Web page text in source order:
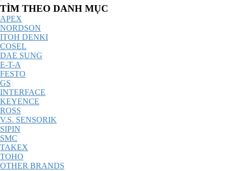
Catalog
Menu
TÌM THEO DANH MỤC
APEX
NORDSON
ITOH DENKI
COSEL
DAE SUNG
E-T-A
FESTO
GS
INTERFACE
KEYENCE
ROSS
V.S. SENSORIK
SIPIN
SMC
TAKEX
TOHO
OTHER BRANDS